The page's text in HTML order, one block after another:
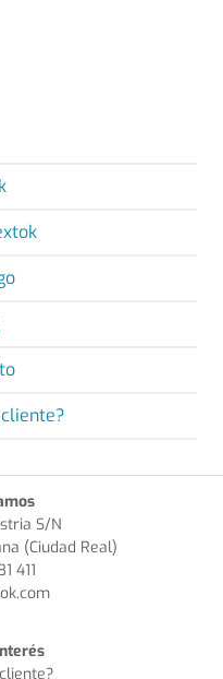
S/N
(Ciudad Real)
411